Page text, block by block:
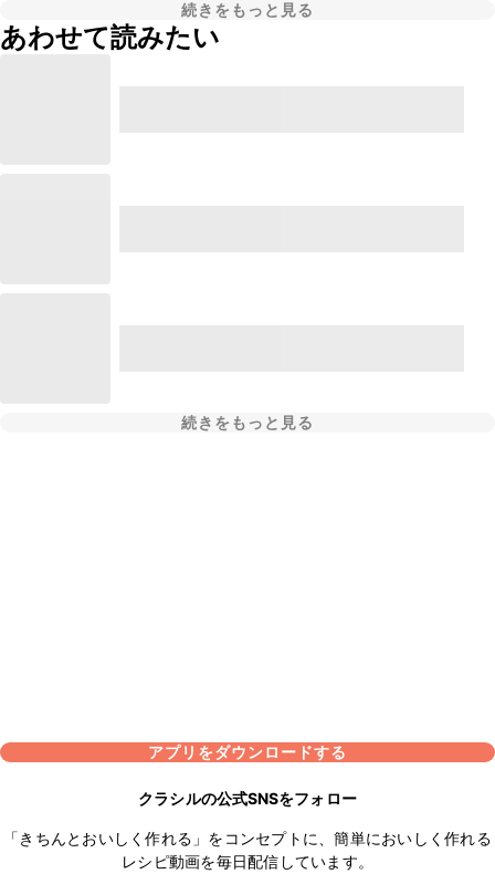
続きをもっと見る
あわせて読みたい
続きをもっと見る
アプリをダウンロードする
クラシルの公式SNSをフォロー
「きちんとおいしく作れる」をコンセプトに、簡単においしく作れる
レシピ動画を毎日配信しています。